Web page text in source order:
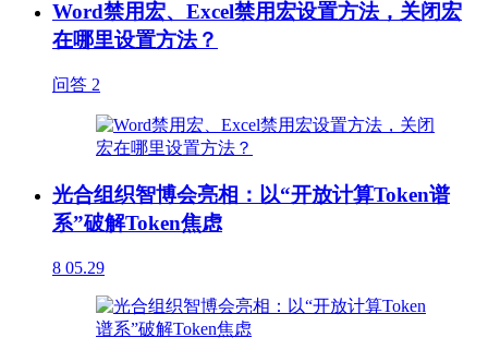
Word禁用宏、Excel禁用宏设置方法，关闭宏
在哪里设置方法？
问答 2
光合组织智博会亮相：以“开放计算Token谱
系”破解Token焦虑
8 05.29